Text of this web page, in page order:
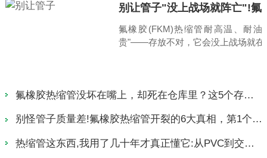
2026-08-06
的6大真相，第1个最常见 2026-08-06
2026-08-06
如何根据
选PVDF热缩
你的场景匹配
氟橡胶热缩管的阻燃效果究竟如何
氟橡胶热缩管在零下40度会冻裂吗
如何优化PVDF热缩管的安装工艺